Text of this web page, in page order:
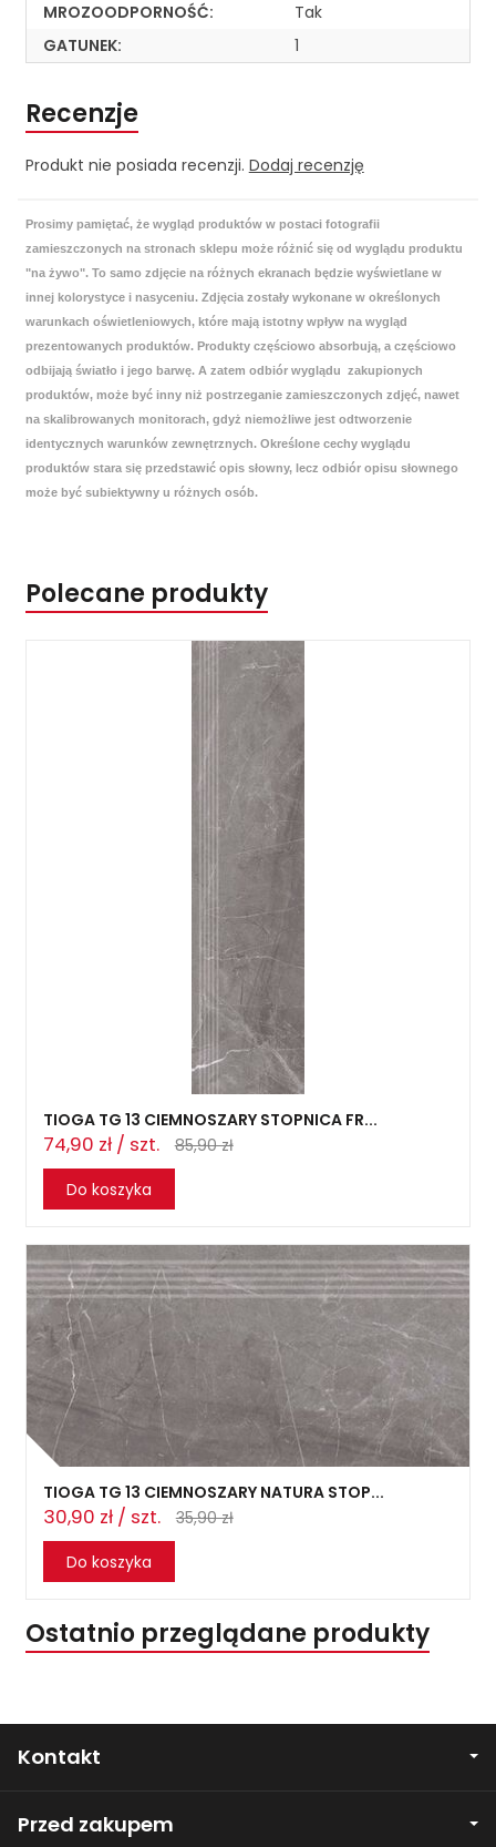
MROZOODPORNOŚĆ:
Tak
GATUNEK:
1
Recenzje
Produkt nie posiada recenzji. Dodaj recenzję
Prosimy pamiętać, że wygląd produktów w postaci fotografii
zamieszczonych na stronach sklepu może różnić się od wyglądu produktu
"na żywo". To samo zdjęcie na różnych ekranach będzie wyświetlane w
innej kolorystyce i nasyceniu. Zdjęcia zostały wykonane w określonych
warunkach oświetleniowych, które mają istotny wpływ na wygląd
prezentowanych produktów. Produkty częściowo absorbują, a częściowo
odbijają światło i jego barwę. A zatem odbiór wyglądu zakupionych
produktów, może być inny niż postrzeganie zamieszczonych zdjęć, nawet
na skalibrowanych monitorach, gdyż niemożliwe jest odtworzenie
identycznych warunków zewnętrznych. Określone cechy wyglądu
produktów stara się przedstawić opis słowny, lecz odbiór opisu słownego
może być subiektywny u różnych osób.
Polecane produkty
TIOGA TG 13 CIEMNOSZARY STOPNICA FR...
74,90 zł / szt.
85,90 zł
Do koszyka
TIOGA TG 13 CIEMNOSZARY NATURA STOP...
30,90 zł / szt.
35,90 zł
Do koszyka
Ostatnio przeglądane produkty
Kontakt
Przed zakupem